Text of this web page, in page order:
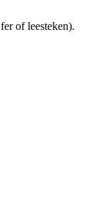
of leesteken).